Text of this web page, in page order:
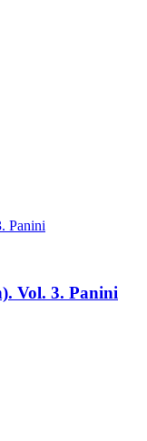
Vol. 3. Panini